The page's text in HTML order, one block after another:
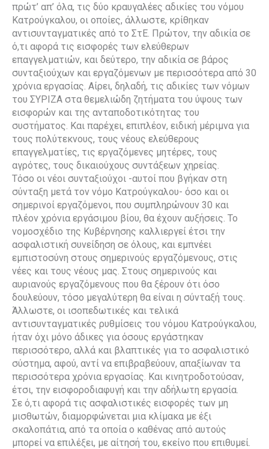
πρώτ’ απ’ όλα, τις δύο κραυγαλέες αδικίες του νόμου
Κατρούγκαλου, οι οποίες, άλλωστε, κρίθηκαν
αντισυνταγματικές από το ΣτΕ. Πρώτον, την αδικία σε
ό,τι αφορά τις εισφορές των ελεύθερων
επαγγελματιών, και δεύτερο, την αδικία σε βάρος
συνταξιούχων και εργαζόμενων με περισσότερα από 30
χρόνια εργασίας. Αίρει, δηλαδή, τις αδικίες των νόμων
του ΣΥΡΙΖΑ στα θεμελιώδη ζητήματα του ύψους των
εισφορών και της ανταποδοτικότητας του
συστήματος. Και παρέχει, επιπλέον, ειδική μέριμνα για
τους πολύτεκνους, τους νέους ελεύθερους
επαγγελματίες, τις εργαζόμενες μητέρες, τους
αγρότες, τους δικαιούχους συντάξεων χηρείας.
Τόσο οι νέοι συνταξιούχοι -αυτοί που βγήκαν στη
σύνταξη μετά τον νόμο Κατρούγκαλου- όσο και οι
σημερινοί εργαζόμενοι, που συμπληρώνουν 30 και
πλέον χρόνια εργάσιμου βίου, θα έχουν αυξήσεις. Το
νομοσχέδιο της Κυβέρνησης καλλιεργεί έτσι την
ασφαλιστική συνείδηση σε όλους, και εμπνέει
εμπιστοσύνη στους σημερινούς εργαζόμενους, στις
νέες και τους νέους μας. Στους σημερινούς και
αυριανούς εργαζόμενους που θα ξέρουν ότι όσο
δουλεύουν, τόσο μεγαλύτερη θα είναι η σύνταξή τους.
Άλλωστε, οι ισοπεδωτικές και τελικά
αντισυνταγματικές ρυθμίσεις του νόμου Κατρούγκαλου,
ήταν όχι μόνο άδικες για όσους εργάστηκαν
περισσότερο, αλλά και βλαπτικές για το ασφαλιστικό
σύστημα, αφού, αντί να επιβραβεύουν, απαξίωναν τα
περισσότερα χρόνια εργασίας. Και κινητροδοτούσαν,
έτσι, την εισφοροδιαφυγή και την αδήλωτη εργασία.
Σε ό,τι αφορά τις ασφαλιστικές εισφορές των μη
μισθωτών, διαμορφώνεται μια κλίμακα με έξι
σκαλοπάτια, από τα οποία ο καθένας από αυτούς
μπορεί να επιλέξει, με αίτησή του, εκείνο που επιθυμεί.